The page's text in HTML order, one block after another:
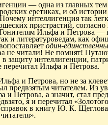
— одна из главных тем
еретиках, и об истории
интеллигенция так
пристрастий,
Ильфа и Петрова —
и литературоведам, как
один-
не читали! Не помнят!
защиту интеллигенции,
перечитал Ильфа и Петрова.
и Петрова, но не за
предвзятым читателем. Из
Петрова, а значит, стал
я и перечитал
справок в книгу Ю. К.